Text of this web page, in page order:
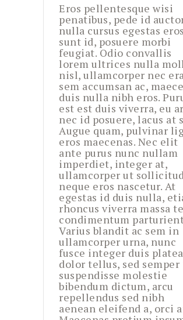
Eros pellentesque wisi
penatibus, pede id
nulla cursus egestas eros
sunt id, posuere morbi
feugiat. Odio convallis
lorem ultrices nulla
nisl, ullamcorper nec
sem accumsan ac,
duis nulla nibh eros.
est est duis viverra, eu
nec id posuere, lacus at
Augue quam, pulvinar
eros maecenas. Nec elit
ante purus nunc nullam
imperdiet, integer at,
ullamcorper ut
neque eros nascetur. At
egestas id duis nulla,
rhoncus viverra massa
condimentum
Varius blandit ac sem in
ullamcorper urna, nunc
fusce integer duis platea
dolor tellus, sed semper
suspendisse molestie
bibendum dictum, arcu
repellendus sed nibh
aenean eleifend a, orci